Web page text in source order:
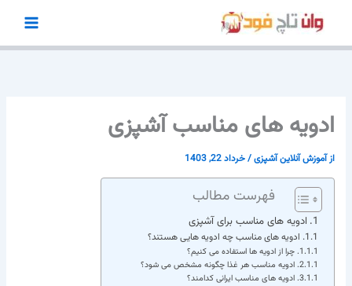
محتوا
ادویه های مناسب آشپزی
ازآموزش آنلاین آشپزی/خرداد 22, 1403
فهرست مطالب
ادویه های مناسب برای آشپزی
ادویه های مناسب چه ادویه هایی هستند؟
چرا از ادویه ها استفاده می کنیم؟
ادویه مناسب هر غذا چگونه مشخص می شود؟
ادویه های مناسب ایرانی کدامند؟